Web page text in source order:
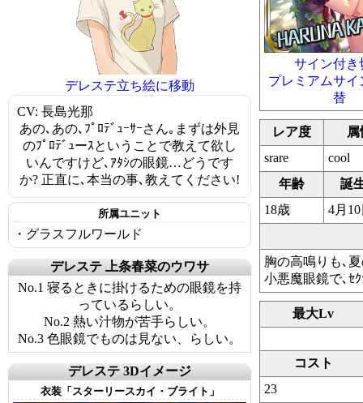
サイン付き
プレミアムサイ
替
レア度
属
srare
cool
年齢
誕
18歳
4月
胸の高鳴りも､
小悪魔眼鏡で､ｾ
最大Lv
コスト
23
デレステ立ち絵に移動
CV: 長島光那
あの､あの､ﾌﾟﾛﾃﾞｭｰｻｰさん｡まずは外見
のﾌﾟﾛﾃﾞｭーｽということで教えて欲し
いんですけど､ｱﾀｼの眼鏡…どうです
か? 正直に､本当の事､教えてください!
所属ユニット
・グラスフルワールド
デレステ 上条春菜のウワサ
No.1 寝るときに掛けるための眼鏡を持
っているらしい。
No.2 熱い汁物が苦手らしい。
No.3 色眼鏡でものは見ない、らしい。
デレステ 3Dイメージ
衣装「スターリースカイ・ブライト」